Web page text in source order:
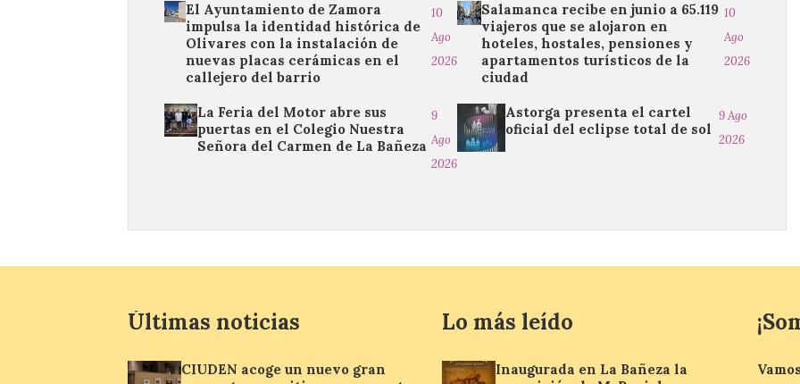
El Ayuntamiento de Zamora
impulsa la identidad histórica de
Olivares con la instalación de
nuevas placas cerámicas en el
callejero del barrio
10
Ago
2026
Salamanca recibe en junio a 65.119
viajeros que se alojaron en
hoteles, hostales, pensiones y
apartamentos turísticos de la
ciudad
10
Ago
2026
La Feria del Motor abre sus
puertas en el Colegio Nuestra
Señora del Carmen de La Bañeza
9
Ago
2026
Astorga presenta el cartel
oficial del eclipse total de sol
9 Ago
2026
Últimas noticias
CIUDEN acoge un nuevo gran
Lo más leído
Inaugurada en La Bañeza la